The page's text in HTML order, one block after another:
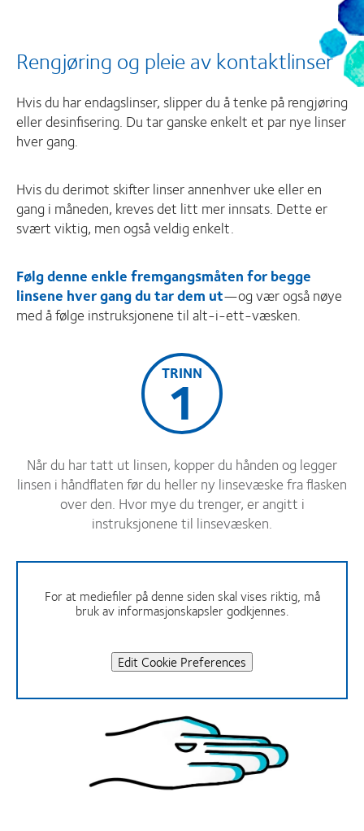
Rengjøring og pleie av kontaktlinser
Hvis du har endagslinser, slipper du å tenke på rengjøring
eller desinfisering. Du tar ganske enkelt et par nye linser
hver gang.
Hvis du derimot skifter linser annenhver uke eller en
gang i måneden, kreves det litt mer innsats. Dette er
svært viktig, men også veldig enkelt.
Følg denne enkle fremgangsmåten for begge
linsene hver gang du tar dem ut—og vær også nøye
med å følge instruksjonene til alt-i-ett-væsken.
For at mediefiler på denne siden skal vises riktig, må
bruk av informasjonskapsler godkjennes.
Edit Cookie Preferences
TRINN
1
Når du har tatt ut linsen, kopper du hånden og legger
linsen i håndflaten før du heller ny linsevæske fra flasken
over den. Hvor mye du trenger, er angitt i
instruksjonene til linsevæsken.